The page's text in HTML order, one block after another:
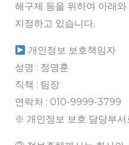
해구제 등을 위하여 아래
지정하고 있습니다.
개인정보 보호책임자
성명 : 정명훈
직책 : 팀장
연락처 : 010-9999-3799
※ 개인정보 보호 담당부서